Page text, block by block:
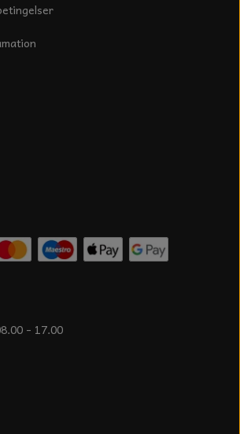
- 17.00